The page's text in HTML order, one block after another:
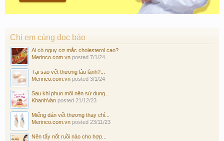
Chị em cùng đọc báo
Ai có nguy cơ mắc cholesterol cao?
Merinco.com.vn posted 7/1/24
Tại sao vết thương lâu lành?...
Merinco.com.vn posted 3/1/24
Sau khi phun môi nên sử dụng...
KhanhVan posted 21/12/23
Miếng dán vết thương thay chỉ...
Merinco.com.vn posted 23/11/23
Nên tẩy nốt ruồi nào cho hợp...